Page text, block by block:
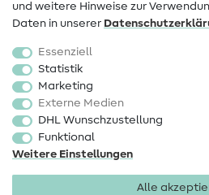
Stoffe
Sale
Schnittmuster
und weitere Hinweise zur
Daten in unserer
Essenziell
Statistik
Marketing
Externe Medien
DHL Wunschzustellung
Funktional
Weitere Einstellungen
Alle